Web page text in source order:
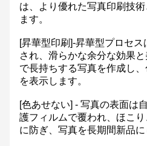
は、より優れた写真印刷技
ます。
[昇華型印刷]-昇華型プロセ
され、滑らかな余分な効果
で長持ちする写真を作成し
を表示します。
[色あせない] - 写真の表面は
護フィルムで覆われ、ほこ
に防ぎ、写真を長期間新品に